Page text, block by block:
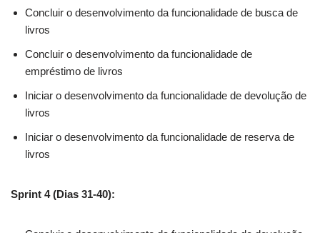
Concluir o desenvolvimento da funcionalidade de busca de
livros
Concluir o desenvolvimento da funcionalidade de
empréstimo de livros
Iniciar o desenvolvimento da funcionalidade de devolução de
livros
Iniciar o desenvolvimento da funcionalidade de reserva de
livros
Sprint 4 (Dias 31-40):